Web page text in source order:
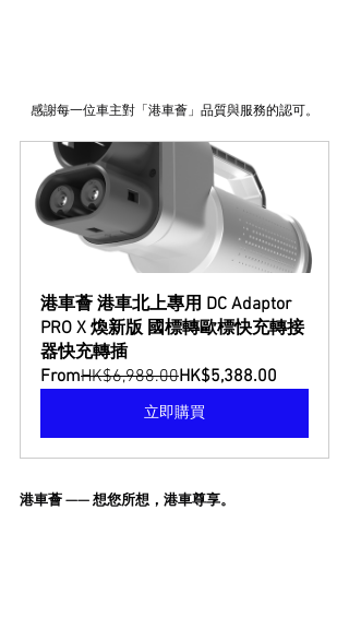
感謝每一位車主對「港車薈」品質與服務的認可。
港車薈 港車北上專用 DC Adaptor
PRO X 煥新版 國標轉歐標快充轉接
器快充轉插
FromHK$6,988.00HK$5,388.00
立即購買
港車薈 —— 想您所想，港車尊享。